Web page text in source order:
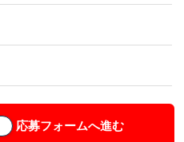
応募フォームへ進む